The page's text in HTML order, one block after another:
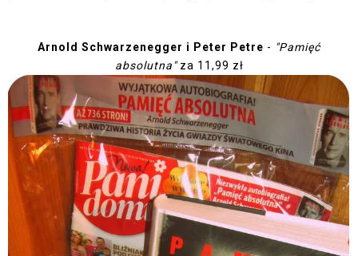
Arnold Schwarzenegger i Peter Petre - "Pamięć
absolutna"za 11,99 zł